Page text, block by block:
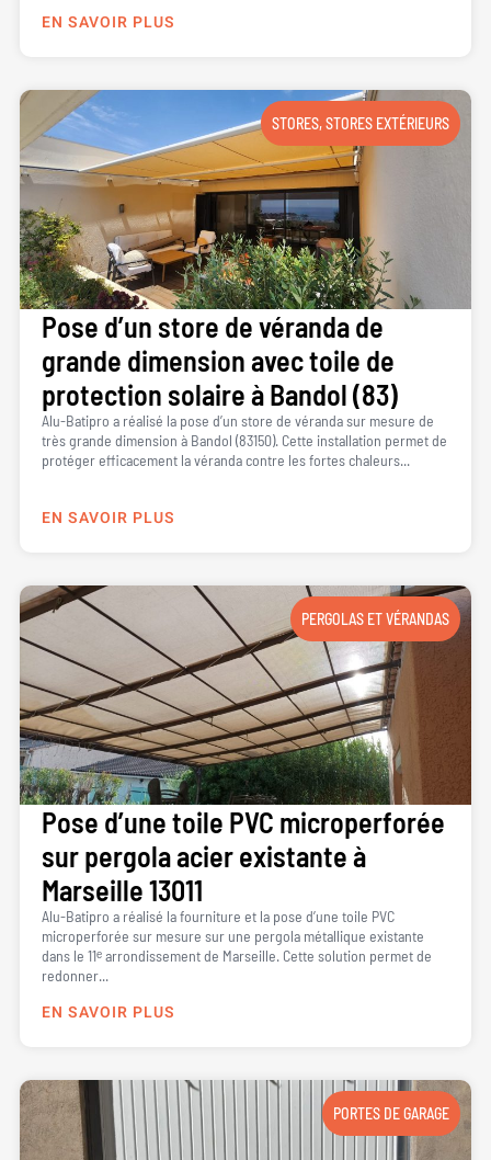
EN SAVOIR PLUS
STORES,STORES EXTÉRIEURS
Pose d’un store de véranda de
grande dimension avec toile de
protection solaire à Bandol (83)
Alu-Batipro a réalisé la pose d’un store de véranda sur mesure de
très grande dimension à Bandol (83150). Cette installation permet de
protéger efficacement la véranda contre les fortes chaleurs...
EN SAVOIR PLUS
PERGOLAS ET VÉRANDAS
Pose d’une toile PVC microperforée
sur pergola acier existante à
Marseille 13011
Alu-Batipro a réalisé la fourniture et la pose d’une toile PVC
microperforée sur mesure sur une pergola métallique existante
dans le 11ᵉ arrondissement de Marseille. Cette solution permet de
redonner...
EN SAVOIR PLUS
PORTES DE GARAGE